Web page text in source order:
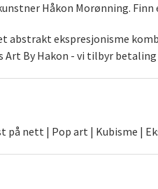
Håkon Morønning.
ekspresjonisme
Art By Hakon - vi tilbyr betaling
på nett | Pop art | Kubisme |